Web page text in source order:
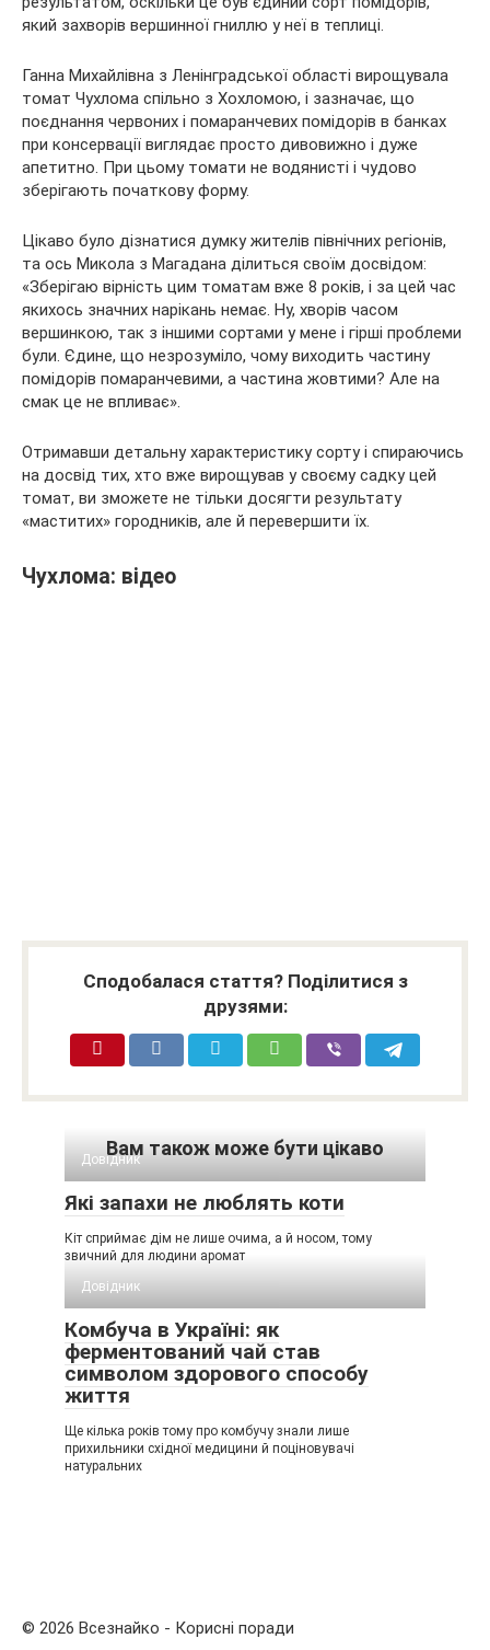
який захворів вершинної гниллю у неї в теплиці.
Ганна Михайлівна з Ленінградської області вирощувала
томат Чухлома спільно з Хохломою, і зазначає, що
поєднання червоних і помаранчевих помідорів в банках
при консервації виглядає просто дивовижно і дуже
апетитно. При цьому томати не водянисті і чудово
зберігають початкову форму.
Цікаво було дізнатися думку жителів північних регіонів,
та ось Микола з Магадана ділиться своїм досвідом:
«Зберігаю вірність цим томатам вже 8 років, і за цей час
якихось значних нарікань немає. Ну, хворів часом
вершинкою, так з іншими сортами у мене і гірші проблеми
були. Єдине, що незрозуміло, чому виходить частину
помідорів помаранчевими, а частина жовтими? Але на
смак це не впливає».
Отримавши детальну характеристику сорту і спираючись
на досвід тих, хто вже вирощував у своєму садку цей
томат, ви зможете не тільки досягти результату
«маститих» городників, але й перевершити їх.
Чухлома: відео
Сподобалася стаття? Поділитися з
друзями:
Вам також може бути цікаво
Довідник
Які запахи не люблять коти
Кіт сприймає дім не лише очима, а й носом, тому
звичний для людини аромат
Довідник
Комбуча в Україні: як
ферментований чай став
символом здорового способу
життя
Ще кілька років тому про комбучу знали лише
прихильники східної медицини й поціновувачі
натуральних
© 2026 Всезнайко - Корисні поради